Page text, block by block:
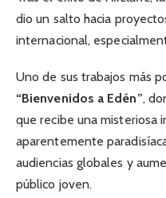
dio un salto hacia
internacional,
Uno de sus trabajos más
“Bienvenidos a Edén”,
que recibe una misteriosa
aparentemente
audiencias globales y
público joven.